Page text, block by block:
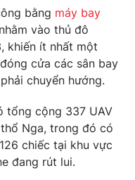
bằng máy bay
vào thủ đô
khiến ít nhất một
cửa các sân bay
chuyển hướng.
tổng cộng 337 UAV
Nga, trong đó có
chiếc tại khu vực
đang rút lui.